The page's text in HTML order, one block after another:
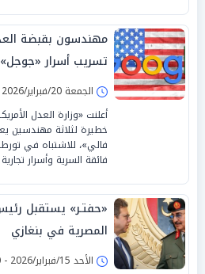
مهندسون بقبضة
تسريب أسرار «جوجل»
الجمعة 20/فبراير/2026 - 04:59 م
أعلنت «وزارة العدل
خطيرة لثلاثة مهندسين
فالي»، للاشتباه في
فائقة السرية وأسرار
«حفتـر» يستقبل
المصرية في بنغازي
الأحد 15/فبراير/2026 - 08:20 م